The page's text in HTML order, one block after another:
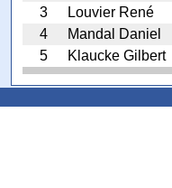
3
Louvier René
4
Mandal Daniel
5
Klaucke Gilbert